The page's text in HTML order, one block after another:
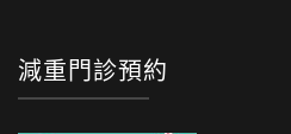
減重門診預約